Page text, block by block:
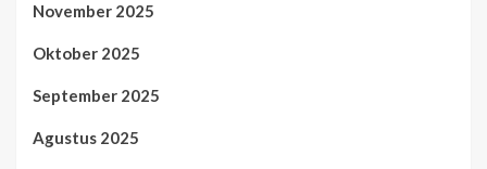
November 2025
Oktober 2025
September 2025
Agustus 2025